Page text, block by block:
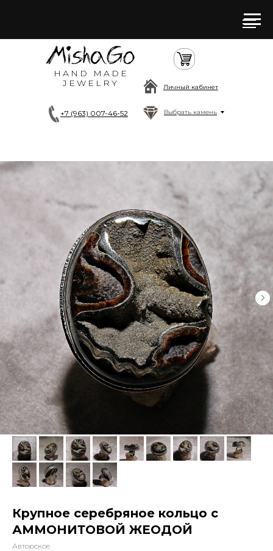
HAND MADE
JEWELRY
+7 (963) 007-46-52 Выбрать камень
Личный кабинет
Крупное серебряное кольцо с
АММОНИТОВОЙ ЖЕОДОЙ
Авторское